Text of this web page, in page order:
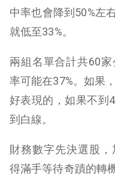
中率也會降到50%左
就低至33%。
兩組名單合計共60
率可能在37%。如果
好表現的，如果不到
到白線。
財務數字先決選股
得滿手等待奇蹟的轉